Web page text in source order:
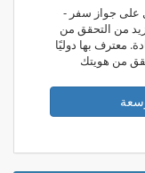
على جواز سفر -
من التحقق من
معترف بها دوليًا